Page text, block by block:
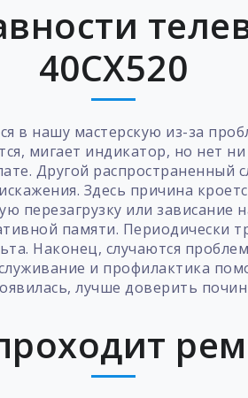
40CX520
в нашу мастерскую из-за
мигает индикатор, но нет
Другой распространенный
Здесь причина
перезагрузку или зависание
памяти. Периодически
Наконец, случаются
и профилактика
лучше доверить